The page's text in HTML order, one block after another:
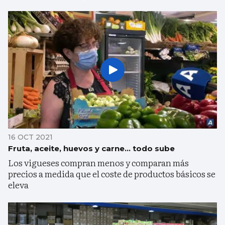
16 OCT 2021
Fruta, aceite, huevos y carne... todo sube
Los vigueses compran menos y comparan más
precios a medida que el coste de productos básicos se
eleva